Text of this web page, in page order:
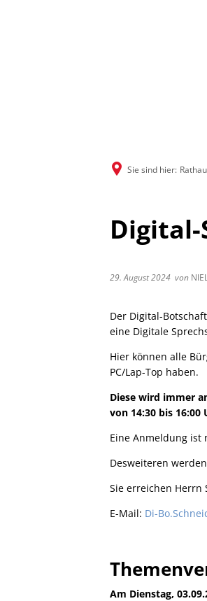
Sie sind hier:
29. August 2024 von
Der Digital-
eine Digitale
Hier können alle
PC/Lap-Top haben.
Diese wird immer
von 14:30 bis
Eine Anmeldung
Desweiteren
Sie erreichen Herrn
E-Mail: Di-
Am Dienstag,